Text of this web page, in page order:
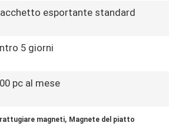
esportante standard
5 giorni
pc al mese
magneti, Magnete del piatto